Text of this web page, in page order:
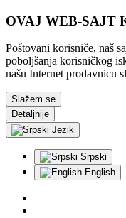
OVAJ WEB-SAJT
Poštovani korisniče, naš
poboljšanja korisničkog
našu Internet prodavnicu
Slažem se
Detaljnije
Jezik
Srpski
English